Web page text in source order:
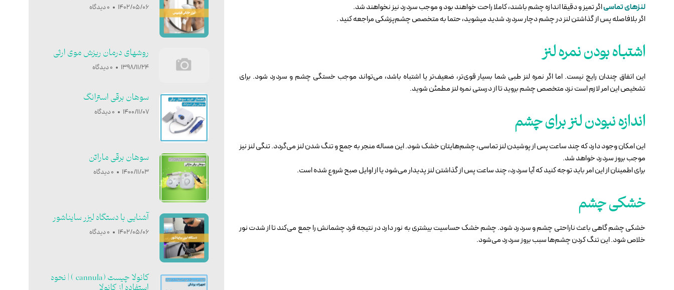
لنزهای تماسیاگر تمیز و دقیقا اندازه چشم باشند، کاملا راحت خواهند بود و موجب سردرد نیز نخواهند شد.
اگر بلافاصله پس از گذاشتن لنز در چشم دچار سردرد شدید میشوید، حتما به متخصص چشم‌پزشکی مراجعه کنید .
اشتباه بودن نمره لنز
این اتفاق چندان رایج نیست. اما اگر نمره لنز طبی شما بسیار قوی‌تر، ضعیف‌تر یا اشتباه باشد، می‌تواند موجب خستگی چشم و سردرد شود. برای
تشخیص این امر لازم است نزد متخصص چشم بروید تا از درستی نمره لنز مطمئن شوید.
اندازه نبودن لنز برای چشم
این امکان وجود دارد که چند ساعت پس از پوشیدن لنز تماسی، چشم‌هایتان خشک شود. این مساله منجر به جمع و تنگ شدن لنز می‌گردد. تنگی لنز نیز
موجب بروز سردرد خواهد شد.
برای اطمینان از این امر باید توجه کنید که آیا سردرد، چند ساعت پس از گذاشتن لنز پدیدار می‌شود یا از اوایل صبح شروع شده است.
خشکی چشم
خشکی چشم گاهی باعث ناراحتی چشم‌ و سردرد شود. چشم خشک حساسیت بیشتری به نور دارد در نتیجه فرد چشمانش را جمع می‌کند تا از شدت نور
خلاص شود. این تنگ کردن چشم‌ها سبب بروز سردرد می‌شود.
1402/05/06 0 دیدگاه
روشهای درمان ریزش موی ارثی
1398/11/24 0 دیدگاه
سوهان برقی استرانگ
1400/11/07 0 دیدگاه
سوهان برقی ماراتن
1400/11/03 0 دیدگاه
آشنایی با دستگاه لیزر سایناشور
1402/05/06 0 دیدگاه
کانولا چیست (cannula ) | نحوه